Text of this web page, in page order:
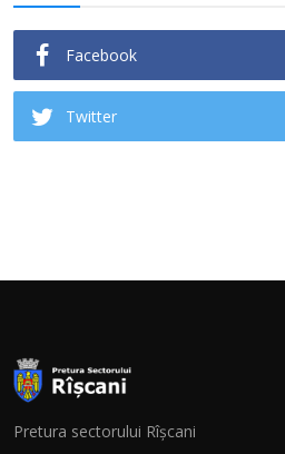
Facebook
Twitter
Pretura sectorului Rîșcani